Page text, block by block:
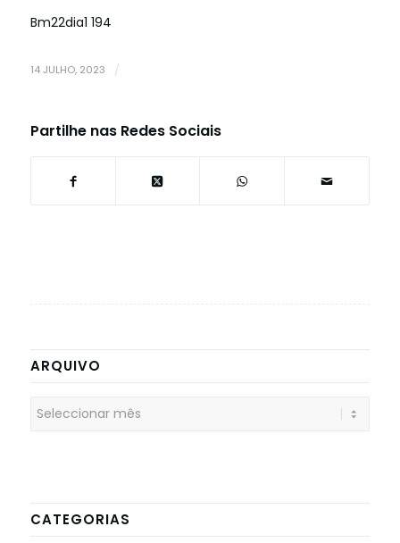
Bm22dia1 194
14 JULHO, 2023 /
Partilhe nas Redes Sociais
ARQUIVO
CATEGORIAS